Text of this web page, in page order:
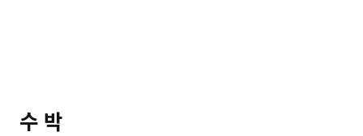
수 박